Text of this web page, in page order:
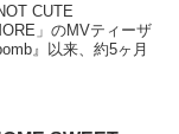
CUTE
」のMVティーザ
』以来、約5ヶ月